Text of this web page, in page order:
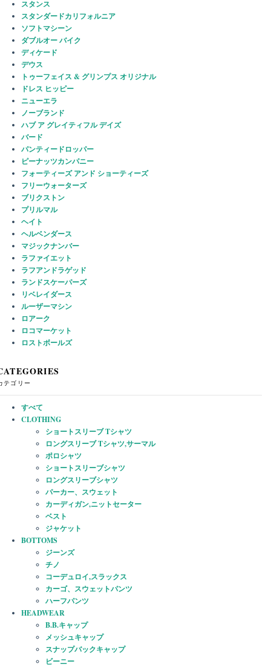
スタンス
スタンダードカリフォルニア
ソフトマシーン
ダブルオー バイク
ディケード
デウス
トゥーフェイス & グリンプス オリジナル
ドレス ヒッピー
ニューエラ
ノーブランド
ハブ ア グレイティフル デイズ
バード
パンティードロッパー
ピーナッツカンパニー
フォーティーズ アンド ショーティーズ
フリーウォーターズ
ブリクストン
プリルマル
ヘイト
ヘルベンダース
マジックナンバー
ラファイエット
ラフアンドラゲッド
ランドスケーパーズ
リベレイダース
ルーザーマシン
ロアーク
ロコマーケット
ロストボールズ
テゴリー
すべて
CLOTHING
ショートスリーブ Tシャツ
ロングスリーブ Tシャツ,サーマル
ポロシャツ
ショートスリーブシャツ
ロングスリーブシャツ
パーカー、スウェット
カーディガン,ニットセーター
ベスト
ジャケット
BOTTOMS
ジーンズ
チノ
コーデュロイ,スラックス
カーゴ、スウェットパンツ
ハーフパンツ
HEADWEAR
B.B.キャップ
メッシュキャップ
スナップバックキャップ
ビーニー